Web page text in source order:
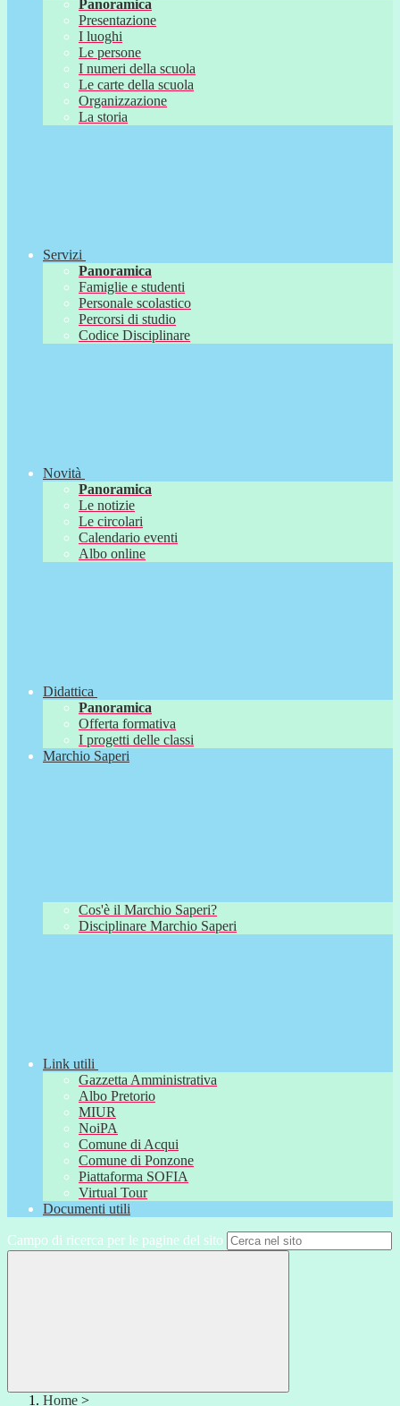
Panoramica
Presentazione
I luoghi
Le persone
I numeri della scuola
Le carte della scuola
Organizzazione
La storia
Servizi
Panoramica
Famiglie e studenti
Personale scolastico
Percorsi di studio
Codice Disciplinare
Novità
Panoramica
Le notizie
Le circolari
Calendario eventi
Albo online
Didattica
Panoramica
Offerta formativa
I progetti delle classi
Marchio Saperi
Cos'è il Marchio Saperi?
Disciplinare Marchio Saperi
Link utili
Gazzetta Amministrativa
Albo Pretorio
MIUR
NoiPA
Comune di Acqui
Comune di Ponzone
Piattaforma SOFIA
Virtual Tour
Documenti utili
Campo di ricerca per le pagine del sito
Home >